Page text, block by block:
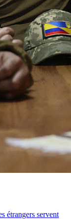
étrangers servent